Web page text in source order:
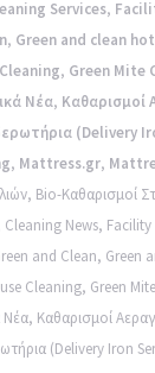
Services,
, Green and clean
, Green Mite
Νέα, Καθαρισμοί
(Delivery
, Mattress.gr,
, Bio-Καθαρισμοί
Cleaning News, Facility
and Clean, Green
Cleaning, Green
Νέα, Καθαρισμοί
(Delivery Iron